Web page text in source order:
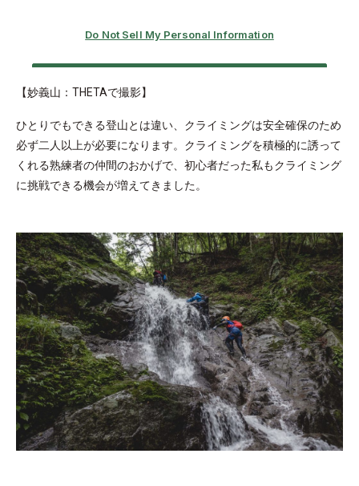
【妙義山：THETAで撮影】
ひとりでもできる登山とは違い、クライミングは安全確保のため
必ず二人以上が必要になります。クライミングを積極的に誘って
くれる熟練者の仲間のおかげで、初心者だった私もクライミング
に挑戦できる機会が増えてきました。